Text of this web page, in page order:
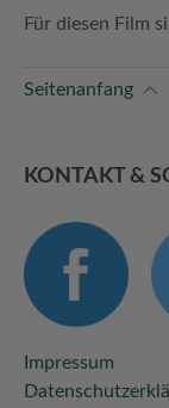
Für diesen Film
Seitenanfang
KONTAKT &
Impressum